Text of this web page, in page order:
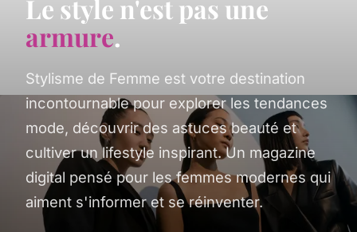
Le style n'est pas une
armure.
Stylisme de Femme est votre destination
incontournable pour explorer les tendances
mode, découvrir des astuces beauté et
cultiver un lifestyle inspirant. Un magazine
digital pensé pour les femmes modernes qui
aiment s'informer et se réinventer.